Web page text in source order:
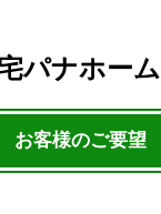
パナホー
お客様のご要望